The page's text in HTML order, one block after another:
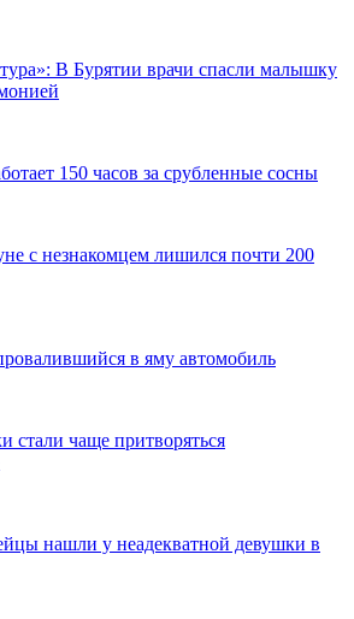
В Бурятии врачи спасли малышку
150 часов за срубленные сосны
с незнакомцем лишился почти 200
в яму автомобиль
чаще притворяться
нашли у неадекватной девушки в